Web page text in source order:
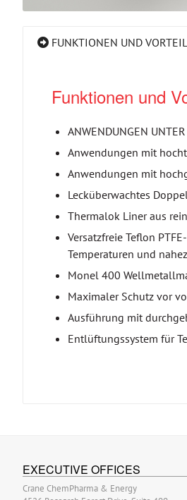
FUNKTIONEN UND
Funktionen und
ANWENDUNGEN
Anwendungen mit
Anwendungen mit
Lecküberwachtes
Thermalok Liner aus
Versatzfreie Teflon
Temperaturen und
Monel 400
Maximaler Schutz vor
Ausführung mit
Entlüftungssystem für
EXECUTIVE OFFICES
Crane ChemPharma & Energy